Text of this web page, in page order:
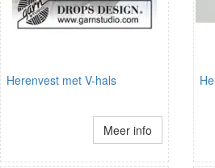
Herenvest met V-hals
Meer info